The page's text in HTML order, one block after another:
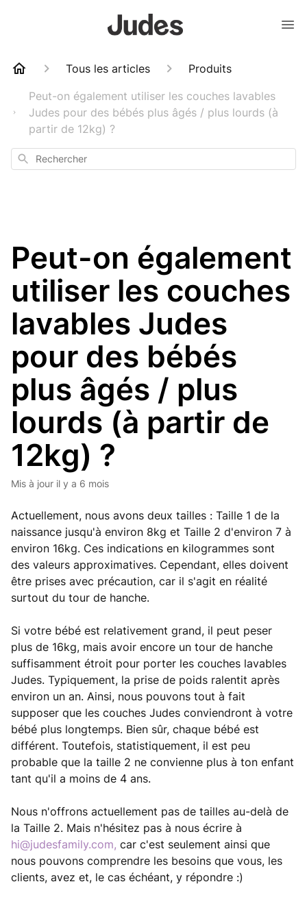
Tous les articles
Produits
Peut-on également utiliser les couches lavables
Judes pour des bébés plus âgés / plus lourds (à
partir de 12kg) ?
Rechercher
Peut-on également
utiliser les couches
lavables Judes
pour des bébés
plus âgés / plus
lourds (à partir de
12kg) ?
Mis à jour il y a 6 mois
Actuellement, nous avons deux tailles : Taille 1 de la
naissance jusqu'à environ 8kg et Taille 2 d'environ 7 à
environ 16kg. Ces indications en kilogrammes sont
des valeurs approximatives. Cependant, elles doivent
être prises avec précaution, car il s'agit en réalité
surtout du tour de hanche.
Si votre bébé est relativement grand, il peut peser
plus de 16kg, mais avoir encore un tour de hanche
suffisamment étroit pour porter les couches lavables
Judes. Typiquement, la prise de poids ralentit après
environ un an. Ainsi, nous pouvons tout à fait
supposer que les couches Judes conviendront à votre
bébé plus longtemps. Bien sûr, chaque bébé est
différent. Toutefois, statistiquement, il est peu
probable que la taille 2 ne convienne plus à ton enfant
tant qu'il a moins de 4 ans.
Nous n'offrons actuellement pas de tailles au-delà de
la Taille 2. Mais n'hésitez pas à nous écrire à
hi@judesfamily.com, car c'est seulement ainsi que
nous pouvons comprendre les besoins que vous, les
clients, avez et, le cas échéant, y répondre :)